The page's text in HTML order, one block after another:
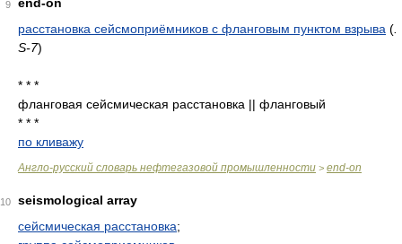
9
расстановка сейсмоприёмников с фланговым пунктом взрыва (
S-7)
* * *
фланговая сейсмическая расстановка || фланговый
* * *
по кливажу
Англо-русский словарь нефтегазовой промышленности > end-on
10
seismological array
сейсмическая расстановка;